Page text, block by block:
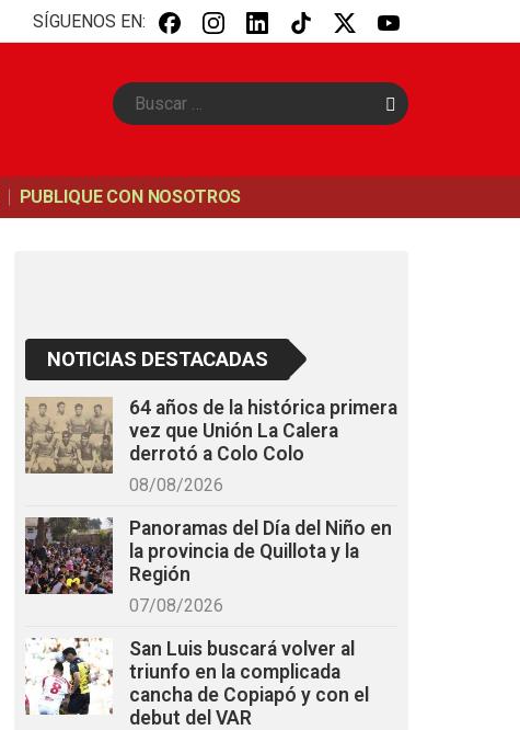
SÍGUENOS EN:
B
u
PUBLIQUE CON NOSOTROS
NOTICIAS DESTACADAS
64 años de la histórica primera
vez que Unión La Calera
derrotó a Colo Colo
08/08/2026
Panoramas del Día del Niño en
la provincia de Quillota y la
Región
07/08/2026
San Luis buscará volver al
triunfo en la complicada
cancha de Copiapó y con el
debut del VAR